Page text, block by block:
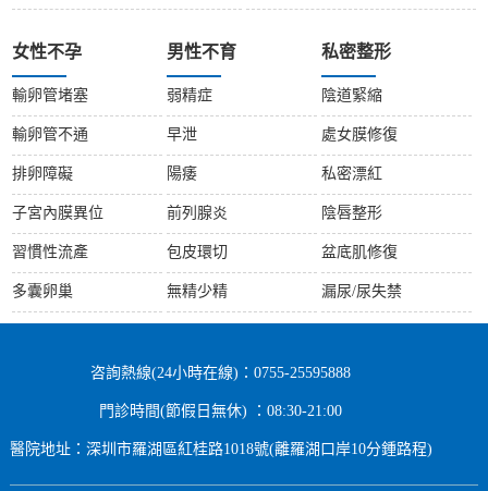
女性不孕
輸卵管堵塞
輸卵管不通
排卵障礙
子宮內膜異位
習慣性流產
多囊卵巢
男性不育
弱精症
早泄
陽痿
前列腺炎
包皮環切
無精少精
私密整形
陰道緊縮
處女膜修復
私密漂紅
陰唇整形
盆底肌修復
漏尿/尿失禁
咨詢熱線(24小時在線)：0755-25595888
門診時間(節假日無休) ：08:30-21:00
醫院地址：深圳市羅湖區紅桂路1018號(離羅湖口岸10分鍾路程)